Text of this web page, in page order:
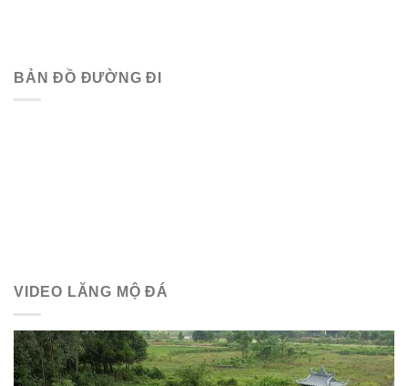
BẢN ĐỒ ĐƯỜNG ĐI
VIDEO LĂNG MỘ ĐÁ